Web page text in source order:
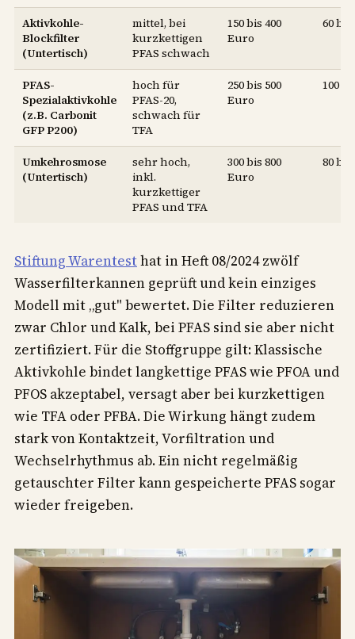
Aktivkohle-
Blockfilter
(Untertisch)
mittel, bei
kurzkettigen
PFAS schwach
150 bis 400
Euro
60
PFAS-
Spezialaktivkohle
(z.B. Carbonit
GFP P200)
hoch für
PFAS-20,
schwach für
TFA
250 bis 500
Euro
100
Umkehrosmose
(Untertisch)
sehr hoch,
inkl.
kurzkettiger
PFAS und TFA
300 bis 800
Euro
80
Stiftung Warentesthat in Heft 08/2024 zwölf
Wasserfilterkannen geprüft und kein einziges
Modell mit „gut" bewertet. Die Filter reduzieren
zwar Chlor und Kalk, bei PFAS sind sie aber nicht
zertifiziert. Für die Stoffgruppe gilt: Klassische
Aktivkohle bindet langkettige PFAS wie PFOA und
PFOS akzeptabel, versagt aber bei kurzkettigen
wie TFA oder PFBA. Die Wirkung hängt zudem
stark von Kontaktzeit, Vorfiltration und
Wechselrhythmus ab. Ein nicht regelmäßig
getauschter Filter kann gespeicherte PFAS sogar
wieder freigeben.